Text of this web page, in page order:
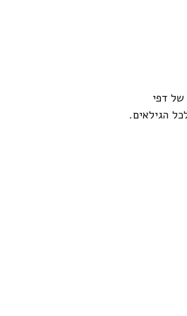
מכיל 2 סטים של דפי
הגילאים.